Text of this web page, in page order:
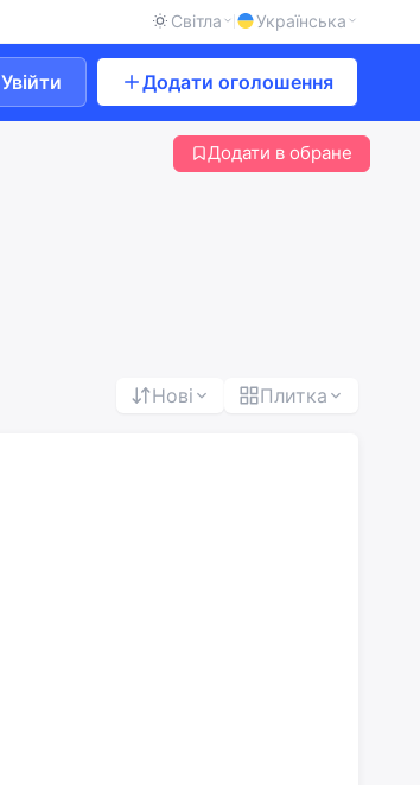
Світла Українська
Увійти Додати оголошення
Додати в обране
Нові Плитка